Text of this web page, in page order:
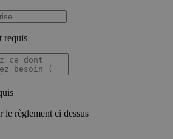
requis
le règlement ci dessus